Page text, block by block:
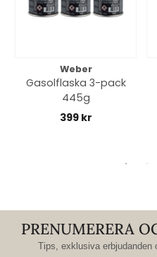
Weber
Gasolflaska 3-pack
445g
399 kr
PRENUMERERA
Tips, exklusiva erbjudanden